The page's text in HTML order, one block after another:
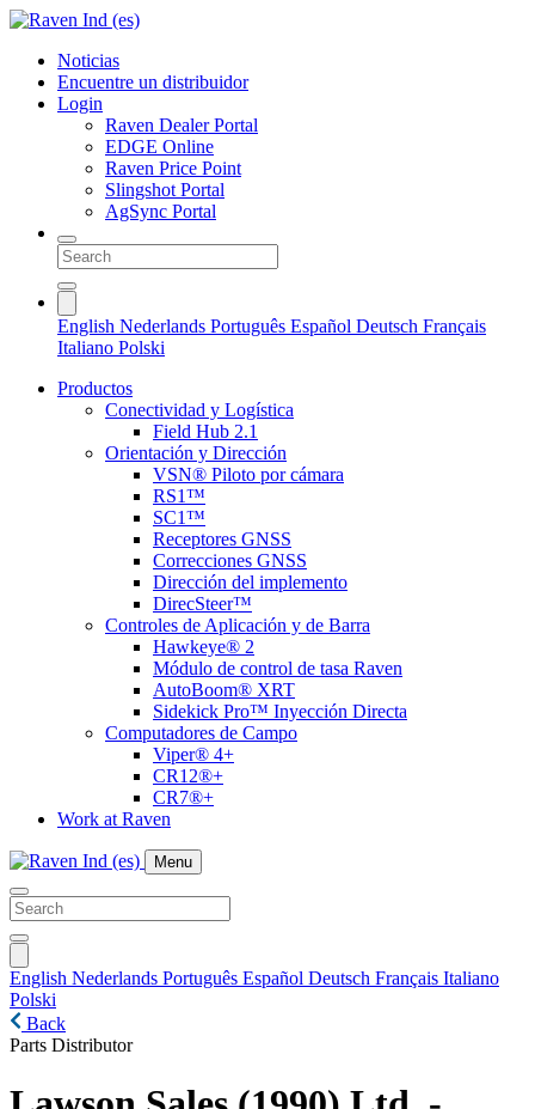
Noticias
Encuentre un distribuidor
Login
Raven Dealer Portal
EDGE Online
Raven Price Point
Slingshot Portal
AgSync Portal
English Nederlands Português Español Deutsch Français
Italiano Polski
Productos
Conectividad y Logística
Field Hub 2.1
Orientación y Dirección
VSN® Piloto por cámara
RS1™
SC1™
Receptores GNSS
Correcciones GNSS
Dirección del implemento
DirecSteer™
Controles de Aplicación y de Barra
Hawkeye® 2
Módulo de control de tasa Raven
AutoBoom® XRT
Sidekick Pro™ Inyección Directa
Computadores de Campo
Viper® 4+
CR12®+
CR7®+
Work at Raven
Menu
English Nederlands Português Español Deutsch Français Italiano
Polski
Back
Parts Distributor